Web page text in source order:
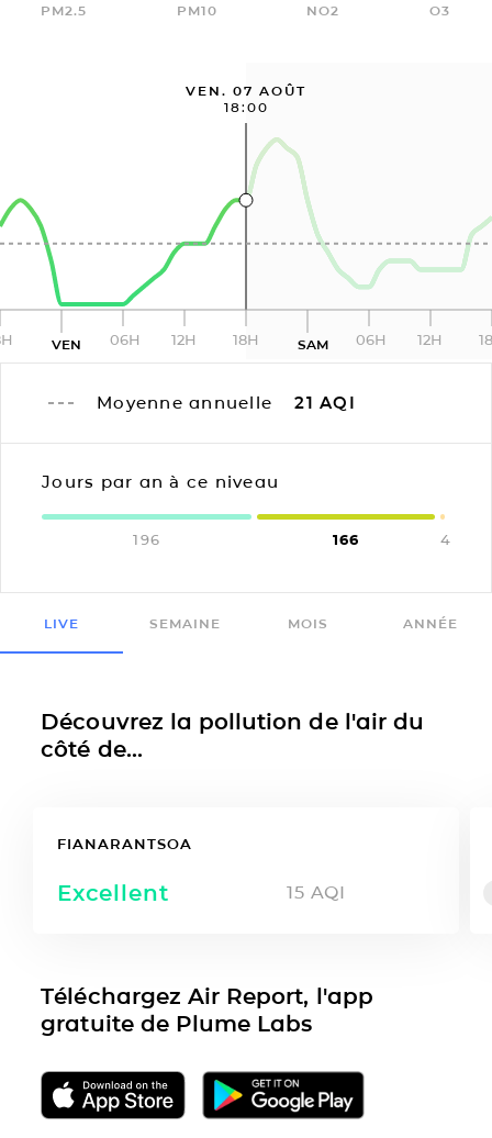
PM2.5 PM10 NO2 O3
VEN. 07 AOÛT
18:00
VEN 06H 12H 18H SAM 06H 12H
Moyenne annuelle 21 AQI
Jours par an à ce niveau
196 166 4
LIVE SEMAINE MOIS ANNÉE
Découvrez la pollution de l'air du
côté de...
FIANARANTSOA
Excellent 15 AQI
Téléchargez Air Report, l'app
gratuite de Plume Labs